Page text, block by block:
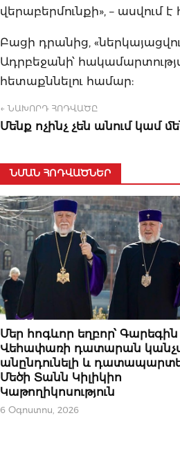
վերաբերմունքի», – ասվում
Բացի դրանից,
Ադրբեջանի՝
հետաքննելու համար:
← ՆԱԽՈՐԴ ՀՈԴՎԱԾԸ
Մենք ոչինչ չեն անում կամ
ՆՄԱՆ ՀՈԴՎԱԾՆԵՐ
ԿԱՐԵՎՈՐԸ
Մեր հոգևոր եղբոր՝ Գարեգին
Վեհափառի դատարան
անընդունելի և
Մեծի Տանն Կիլիկիո
Կաթողիկոսություն
6 Օգոստոս, 2026